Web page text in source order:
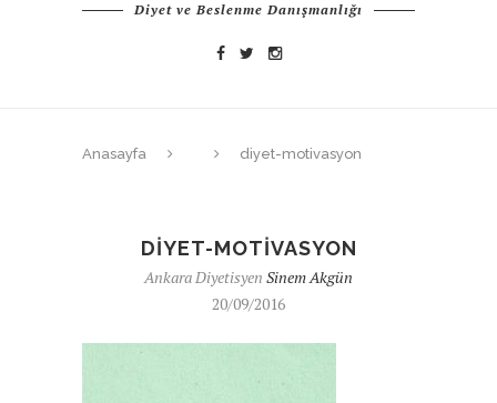
Diyet ve Beslenme Danışmanlığı
Anasayfa diyet-motivasyon
DIYET-MOTIVASYON
Ankara Diyetisyen Sinem Akgün
20/09/2016